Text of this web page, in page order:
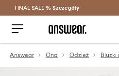
Oszczędzaj z
FINAL SALE % Szczegóły
Answear Ona Odzież Bluzki